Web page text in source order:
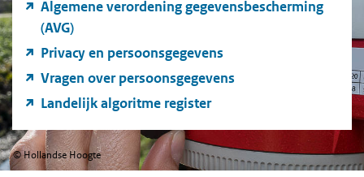
Algemene verordening gegevensbescherming
(AVG)
Privacy en persoonsgegevens
Vragen over persoonsgegevens
Landelijk algoritme register
©Hollandse Hoogte